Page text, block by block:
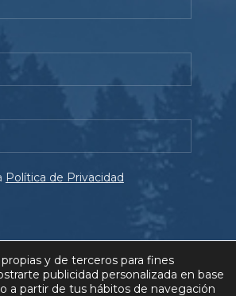
Política de Privacidad
y de terceros para fines
publicidad personalizada en base
a partir de tus hábitos de navegación